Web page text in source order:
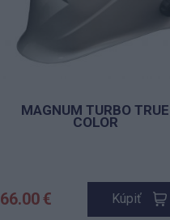
MAGNUM TURBO TRUE
COLOR
66.00 € Kúpiť